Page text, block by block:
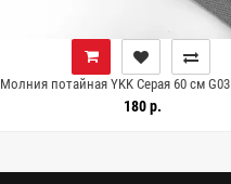
Молния потайная YKK Серая 60 см G03
180 р.